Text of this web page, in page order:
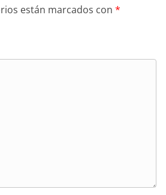
están marcados con *